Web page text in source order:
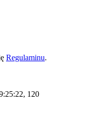
Regulaminu.
120